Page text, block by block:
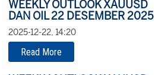
WEEKLY OUTLOOK XAUUSD
DAN OIL 22 DESEMBER 2025
2025-12-22, 14:20
Read More